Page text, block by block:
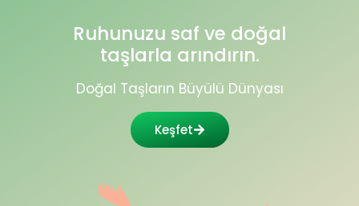
Ruhunuzu saf ve doğal
taşlarla arındırın.
Doğal Taşların Büyülü Dünyası
Keşfet